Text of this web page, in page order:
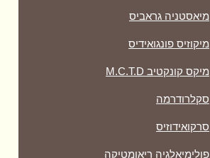
מיאסטניה גראביס
מיקוזיס פונגואידיס
מיקס קונקטיב M.C.T.D
סקלרודרמה
סרקואידוזיס
פולימיאלגיה ריאומטיקה